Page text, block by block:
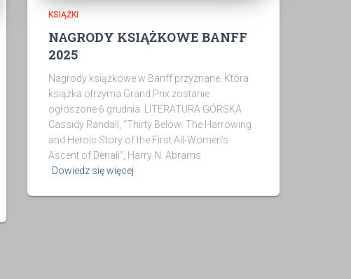
KSIĄŻKI
NAGRODY KSIĄŻKOWE BANFF
2025
Nagrody książkowe w Banff przyznane. Która
książka otrzyma Grand Prix zostanie
ogłoszone 6 grudnia. LITERATURA GÓRSKA
Cassidy Randall, “Thirty Below: The Harrowing
and Heroic Story of the First All-Women’s
Ascent of Denali”, Harry N. Abrams
Dowiedz się więcej